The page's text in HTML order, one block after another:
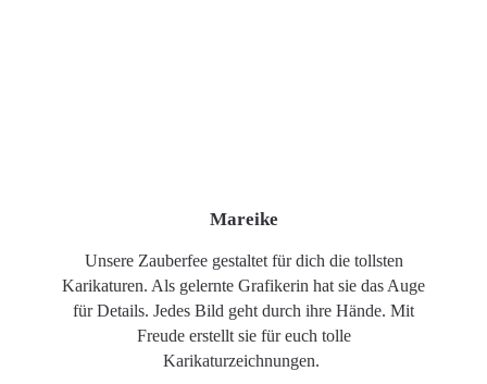
Mareike
Unsere Zauberfee gestaltet für dich die tollsten
Karikaturen. Als gelernte Grafikerin hat sie das Auge
für Details. Jedes Bild geht durch ihre Hände. Mit
Freude erstellt sie für euch tolle
Karikaturzeichnungen.